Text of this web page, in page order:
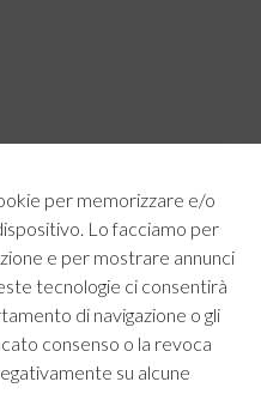
per memorizzare e/o
Lo facciamo per
e per mostrare annunci
tecnologie ci consentirà
di navigazione o gli
consenso o la revoca
su alcune